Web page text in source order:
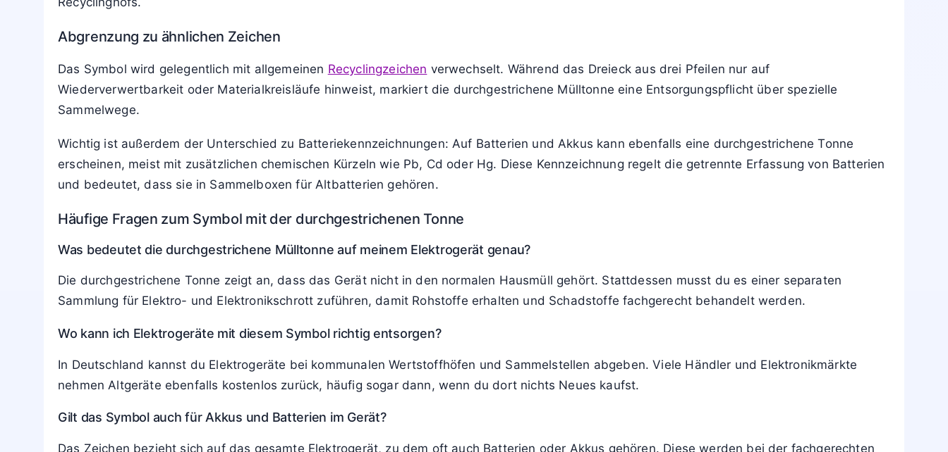
Gerät wird ausgemacht, persönliche Daten werden gelöscht, die SIM-Karte entfernt und das Handy anschließend beim Wertstoffhof im
Behälter für kleine Elektrogeräte abgegeben.
Praxisbeispiel 2:Ein Wasserkocher ist defekt und auf der Unterseite befindet sich das Symbol. Der Wasserkocher darf nicht in die
Restmülltonne. Stattdessen wird er gesammelt und beim nächsten Besuch im Elektrofachmarkt an der kostenlosen Sammelbox für
Elektrokleingeräte abgegeben.
Praxisbeispiel3 :Eine alte elektrische Zahnbürste funktioniert nicht mehr. Der aufgedruckte Mülleimer mit Kreuz zeigt die Pflicht zur
getrennten Entsorgung. Soweit möglich wird der Akku getrennt gesammelt, das Gerät selbst landet in der Elektroschrott-Sammlung des
Recyclinghofs.
Abgrenzung zu ähnlichen Zeichen
Das Symbol wird gelegentlich mit allgemeinenRecyclingzeichenverwechselt. Während das Dreieck aus drei Pfeilen nur auf
Wiederverwertbarkeit oder Materialkreisläufe hinweist, markiert die durchgestrichene Mülltonne eine Entsorgungspflicht über spezielle
erscheinen, meist mit zusätzlichen chemischen Kürzeln wie Pb, Cd oder Hg. Diese Kennzeichnung regelt die getrennte Erfassung von Batterien
und bedeutet, dass sie in Sammelboxen für Altbatterien gehören.
Häufige Fragen zum Symbol mit der durchgestrichenen Tonne